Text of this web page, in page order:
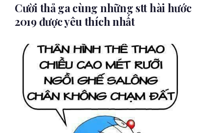
Cười thả ga cùng những stt hài hước
2019 được yêu thích nhất